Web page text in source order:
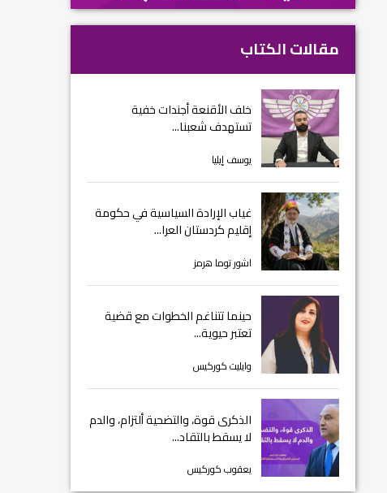
مقالات الكتاب
خلف الأقنعة أجندات خفية
تستهدف شعبنا...
يوسف إيليا
غياب الإرادة السياسية في حكومة
إقليم كردستان العرا...
اشور توما هرمز
حينما تتناغم الخطوات مع قضية
تعتبر حيوية...
وايليت كوركيس
الذكرى قوة، والتضحية ألتزام، والدم
لا يسقط بالتقاد...
يعقوب كوركيس